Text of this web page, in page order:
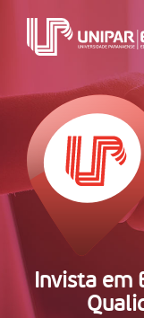
INSCREVA-SE
Invista em